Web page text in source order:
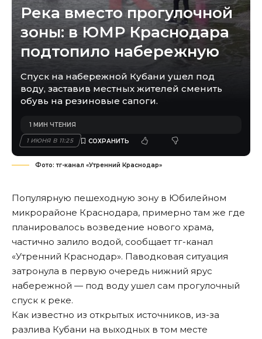
Река вместо прогулочной
зоны: в ЮМР Краснодара
подтопило набережную
Спуск на набережной Кубани ушел под
воду, заставив местных жителей сменить
обувь на резиновые сапоги.
1 ИЮНЯ В 11:25
1 МИН ЧТЕНИЯ
Фото: тг-канал «Утренний Краснодар»
Популярную пешеходную зону в Юбилейном
микрорайоне Краснодара, примерно там же где
планировалось возведение нового храма,
частично залило водой, сообщает тг-канал
«Утренний Краснодар». Паводковая ситуация
затронула в первую очередь нижний ярус
набережной — под воду ушел сам прогулочный
спуск к реке.
Как известно из открытых источников, из-за
разлива Кубани на выходных в том месте